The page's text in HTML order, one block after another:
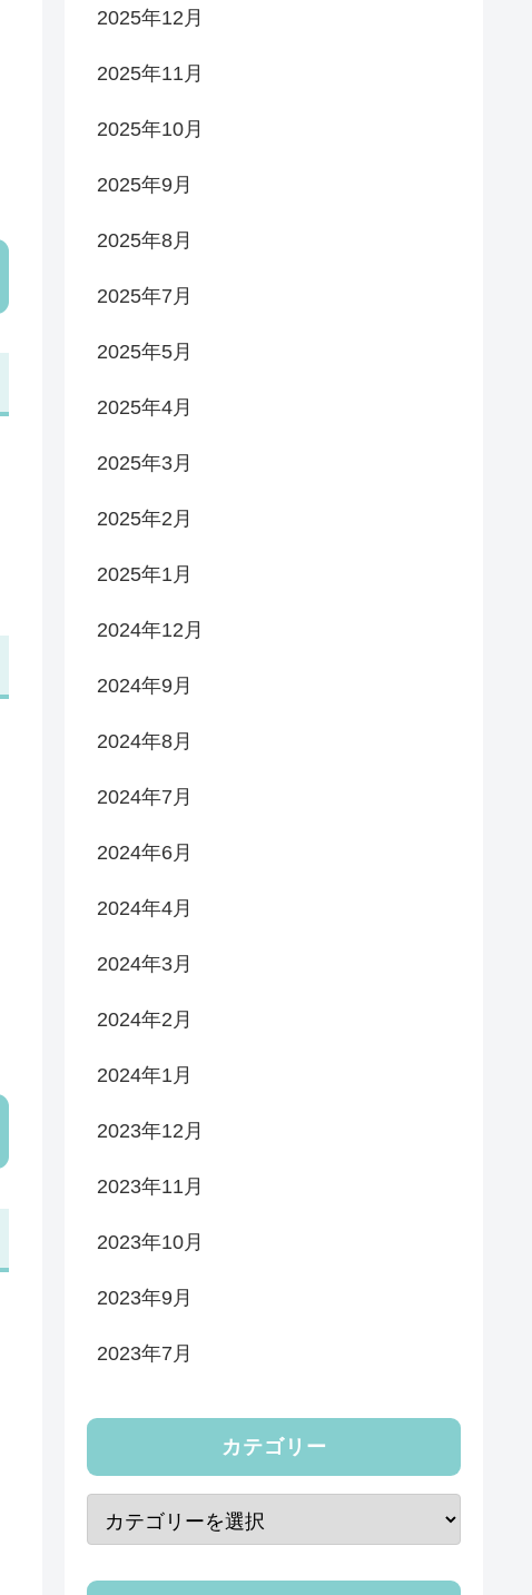
2025年12月
2025年11月
2025年10月
2025年9月
2025年8月
2025年7月
2025年5月
2025年4月
2025年3月
2025年2月
2025年1月
2024年12月
2024年9月
2024年8月
2024年7月
2024年6月
2024年4月
2024年3月
2024年2月
2024年1月
2023年12月
2023年11月
2023年10月
2023年9月
2023年7月
カテゴリー